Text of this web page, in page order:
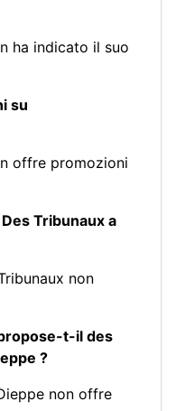
ha indicato il suo
su
offre promozioni
Tribunaux a
non
t-il des
?
non offre